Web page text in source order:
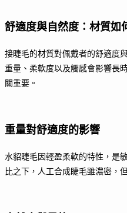
舒適度與自然度：材質如
接睫毛的材質對佩戴者的舒適度
重量、柔軟度以及觸感會影響長
關重要。
重量對舒適度的影響
水貂睫毛因輕盈柔軟的特性，是
比之下，人工合成睫毛雖濃密，